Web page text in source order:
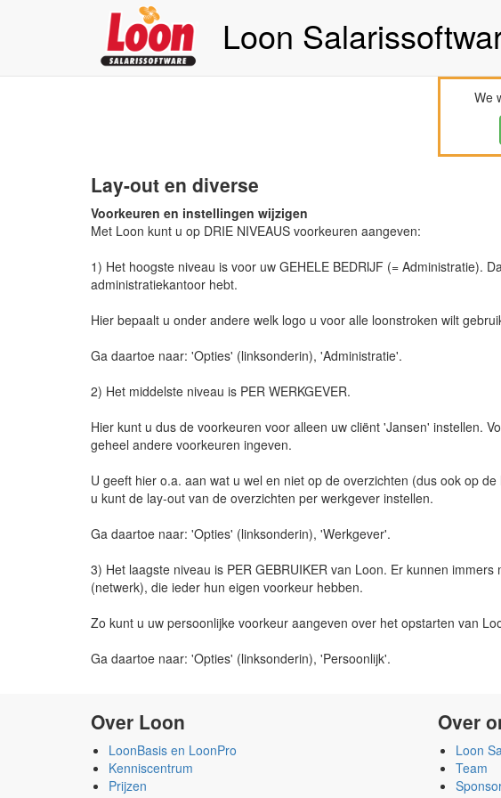
Loon
We
Lay-out en diverse
Voorkeuren en instellingen wijzigen
Met Loon kunt u op DRIE NIVEAUS voorkeuren aangeven:
1) Het hoogste niveau is voor uw GEHELE BEDRIJF (= Administratie).
administratiekantoor hebt.
Hier bepaalt u onder andere welk logo u voor alle loonstroken wilt
Ga daartoe naar: 'Opties' (linksonderin), 'Administratie'.
2) Het middelste niveau is PER WERKGEVER.
Hier kunt u dus de voorkeuren voor alleen uw cliënt 'Jansen' instellen.
geheel andere voorkeuren ingeven.
U geeft hier o.a. aan wat u wel en niet op de overzichten (dus ook op
u kunt de lay-out van de overzichten per werkgever instellen.
Ga daartoe naar: 'Opties' (linksonderin), 'Werkgever'.
3) Het laagste niveau is PER GEBRUIKER van Loon. Er kunnen
(netwerk), die ieder hun eigen voorkeur hebben.
Zo kunt u uw persoonlijke voorkeur aangeven over het opstarten van
Ga daartoe naar: 'Opties' (linksonderin), 'Persoonlijk'.
Over Loon
LoonBasis en LoonPro
Kenniscentrum
Prijzen
Over
Loon
Team